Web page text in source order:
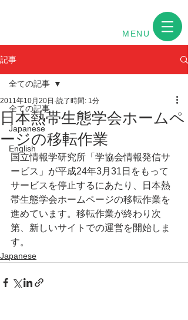
MENU
記事
全ての記事
Japanese
English
全ての記事
日本熱帯生態学会ホームペ
ージの移転作業
2011年10月20日 読了時間: 1分
国立情報学研究所「学協会情報発信サ
ービス」が平成24年3月31日をもって
サービスを停止するにあたり、日本熱
帯生態学会ホームページの移転作業を
進めています。移転作業が終わり次
第、新しいサイトでの運営を開始しま
す。
Japanese